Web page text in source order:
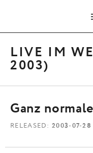
LIVE IM
2003)
Ganz
RELEASED 2003-07-28